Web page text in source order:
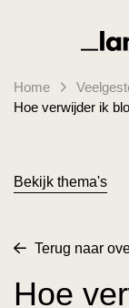
Terug naar
Home
Hoe verwijder ik
Bekijk thema's
Terug naar
Hoe